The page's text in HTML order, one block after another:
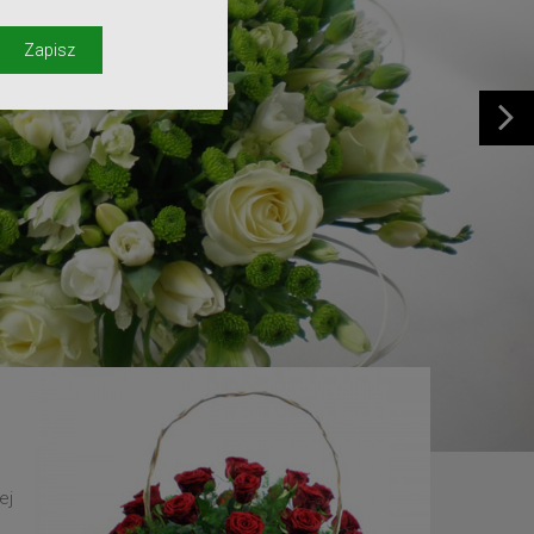
Zapisz